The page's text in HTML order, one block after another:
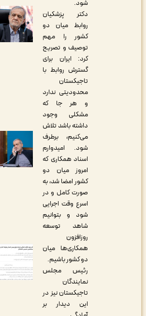
دکتر پزشکیان
روابط میان دو
کشور را مهم
توصیف و تصریح
کرد: ایران برای
گسترش روابط با
تاجیکستان
محدودیتی ندارد
و هر جا که
مشکلی وجود
داشته باشد تلاش
می‌کنیم، برطرف
شود. امیدوارم
اسناد همکاری که
امروز میان دو
کشور امضا شد، به
صورت کامل و در
اسرع وقت اجرایی
شود و بتوانیم
شاهد توسعه
همکاری‌ها میان
دو کشور باشیم.
رئیس مجلس
نمایندگان
تاجیکستان نیز در
این دیدار بر